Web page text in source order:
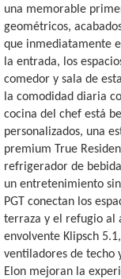
una memorable
geométricos,
que inmediatamente
la entrada, los
comedor y sala de
la comodidad diaria
cocina del chef está
personalizados, una
premium True
refrigerador de
un entretenimiento
PGT conectan los
terraza y el refugio al
envolvente Klipsch
ventiladores de techo
Elon mejoran la